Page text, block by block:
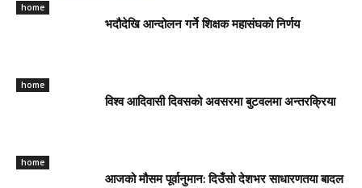
home
भदौदेखि आन्दोलन गर्ने शिक्षक महासंघको निर्णय
home
विश्व आदिवासी दिवसको अवसरमा बुटवलमा अन्तरक्रिया
home
आजको मौसम पूर्वानुमान: दिउँसो देशभर साधारणतया बादल